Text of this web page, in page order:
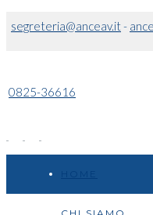
segreteria@anceav.it-
0825-36616